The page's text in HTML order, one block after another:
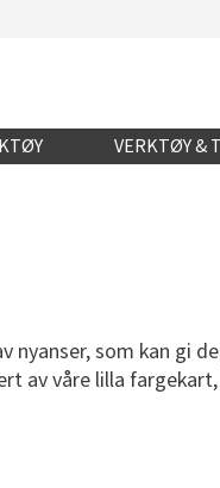
VERKTØY &
nyanser, som kan gi
av våre lilla